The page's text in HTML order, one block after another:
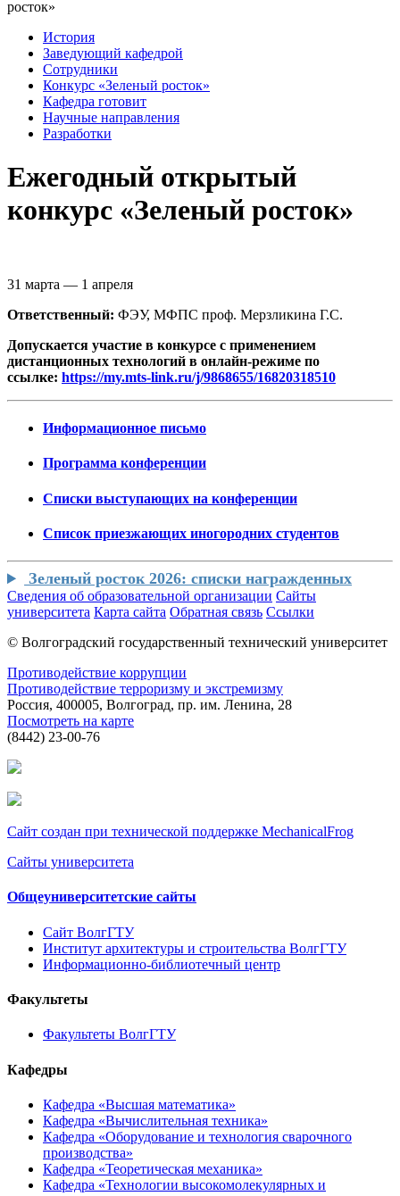
росток»
История
Заведующий кафедрой
Сотрудники
Конкурс «Зеленый росток»
Кафедра готовит
Научные направления
Разработки
Ежегодный открытый
конкурс «Зеленый росток»
31 марта — 1 апреля
Ответственный: ФЭУ, МФПС проф. Мерзликина Г.С.
Допускается участие в конкурсе с применением
дистанционных технологий в онлайн-режиме по
ссылке: https://my.mts-link.ru/j/9868655/16820318510
Информационное письмо
Программа конференции
Списки выступающих на конференции
Cписок приезжающих иногородних студентов
Зеленый росток 2026: списки награжденных
Сведения об образовательной организации Сайты
университета Карта сайта Обратная связь Ссылки
© Волгоградский государственный технический университет
Противодействие коррупции
Противодействие терроризму и экстремизму
Россия, 400005, Волгоград, пр. им. Ленина, 28
Посмотреть на карте
(8442) 23-00-76
Сайт создан при технической поддержке MechanicalFrog
Сайты университета
Общеуниверситетские сайты
Сайт ВолгГТУ
Институт архитектуры и строительства ВолгГТУ
Информационно-библиотечный центр
Факультеты
Факультеты ВолгГТУ
Кафедры
Кафедра «Высшая математика»
Кафедра «Вычислительная техника»
Кафедра «Оборудование и технология сварочного
производства»
Кафедра «Теоретическая механика»
Кафедра «Технологии высокомолекулярных и